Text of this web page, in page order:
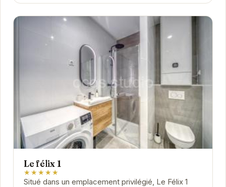
Le félix 1
★★★★★
Situé dans un emplacement privilégié, Le Félix 1